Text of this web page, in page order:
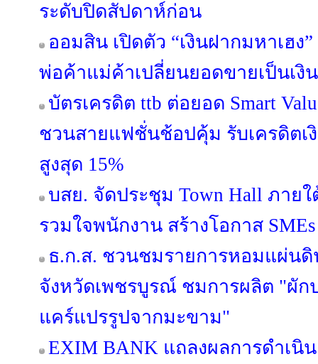
ระดับปิดสัปดาห์ก่อน
ออมสิน เปิดตัว “เงินฝากมหาเฮง
พ่อค้าแม่ค้าเปลี่ยนยอดขายเป็นเงิ
บัตรเครดิต ttb ต่อยอด Smart
ชวนสายแฟชั่นช้อปคุ้ม รับเครดิตเ
สูงสุด 15%
บสย. จัดประชุม Town Hall ภายใ
รวมใจพนักงาน สร้างโอกาส
ธ.ก.ส. ชวนชมรายการหอมแผ่นดิ
จังหวัดเพชรบูรณ์ ชมการผลิต "ผัก
แคร์แปรรูปจากมะขาม"
EXIM BANK แถลงผลการดำเนิ